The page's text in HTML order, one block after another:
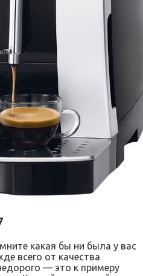
какая бы ни была у вас
всего от качества
— это к примеру